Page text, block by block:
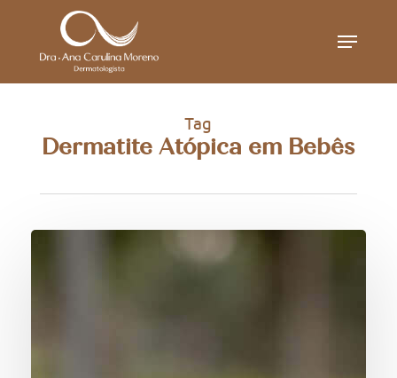
Menu
Tag
Dermatite Atópica em Bebês